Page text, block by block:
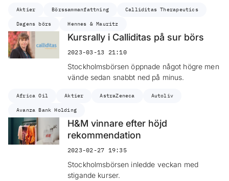
Aktier Börssammanfattning Calliditas Therapeutics
Dagens börs Hennes & Mauritz
Kursrally i Calliditas på sur börs
2023-03-13 21:10
Stockholmsbörsen öppnade något högre men
vände sedan snabbt ned på minus.
Africa Oil Aktier AstraZeneca Autoliv
Avanza Bank Holding
H&M vinnare efter höjd
rekommendation
2023-02-27 19:35
Stockholmsbörsen inledde veckan med
stigande kurser.